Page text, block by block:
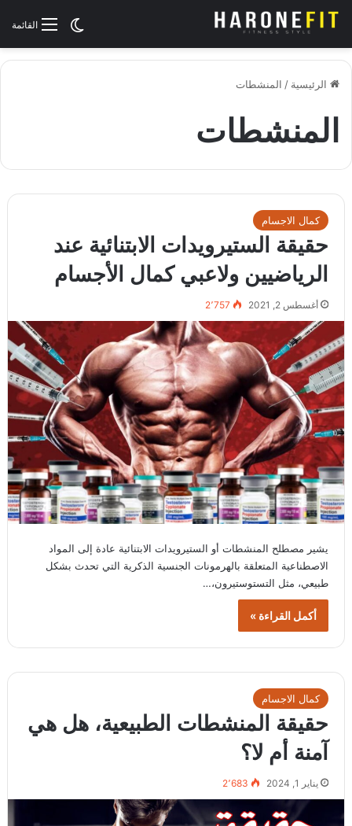
القائمةالوضع
الرئيسية / المنشطات
المنشطات
كمال الاجسام
حقيقة الستيرويدات الابتنائية عند
الرياضيين ولاعبي كمال الأجسام
أغسطس 2, 2021 2٬757
يشير مصطلح المنشطات أو الستيرويدات الابتنائية عادة إلى المواد
الاصطناعية المتعلقة بالهرمونات الجنسية الذكرية التي تحدث بشكل
طبيعي، مثل التستوستيرون،…
أكمل القراءة »
كمال الاجسام
حقيقة المنشطات الطبيعية، هل هي
آمنة أم لا؟
يناير 1, 2024 2٬683